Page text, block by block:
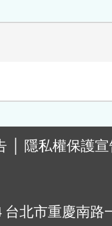
隱私權保護
台北市重慶南路